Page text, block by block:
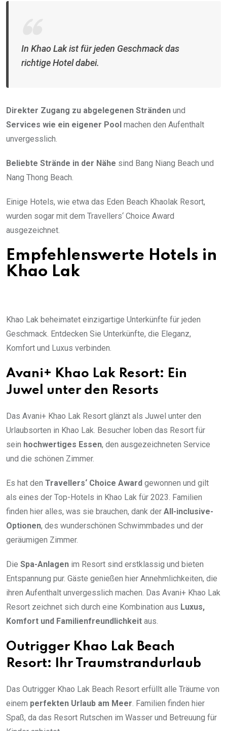
In Khao Lak ist für jeden Geschmack das
richtige Hotel dabei.
Direkter Zugang zu abgelegenen Stränden und
Services wie ein eigener Pool machen den Aufenthalt
unvergesslich.
Beliebte Strände in der Nähe sind Bang Niang Beach und
Nang Thong Beach.
Einige Hotels, wie etwa das Eden Beach Khaolak Resort,
wurden sogar mit dem Travellers‘ Choice Award
ausgezeichnet.
Empfehlenswerte Hotels in
Khao Lak
Khao Lak beheimatet einzigartige Unterkünfte für jeden
Geschmack. Entdecken Sie Unterkünfte, die Eleganz,
Komfort und Luxus verbinden.
Avani+ Khao Lak Resort: Ein
Juwel unter den Resorts
Das Avani+ Khao Lak Resort glänzt als Juwel unter den
Urlaubsorten in Khao Lak. Besucher loben das Resort für
sein hochwertiges Essen, den ausgezeichneten Service
und die schönen Zimmer.
Es hat den Travellers‘ Choice Award gewonnen und gilt
als eines der Top-Hotels in Khao Lak für 2023. Familien
finden hier alles, was sie brauchen, dank der All-inclusive-
Optionen, des wunderschönen Schwimmbades und der
geräumigen Zimmer.
Die Spa-Anlagen im Resort sind erstklassig und bieten
Entspannung pur. Gäste genießen hier Annehmlichkeiten, die
ihren Aufenthalt unvergesslich machen. Das Avani+ Khao Lak
Resort zeichnet sich durch eine Kombination aus Luxus,
Komfort und Familienfreundlichkeit aus.
Outrigger Khao Lak Beach
Resort: Ihr Traumstrandurlaub
Das Outrigger Khao Lak Beach Resort erfüllt alle Träume von
einem perfekten Urlaub am Meer. Familien finden hier
Spaß, da das Resort Rutschen im Wasser und Betreuung für